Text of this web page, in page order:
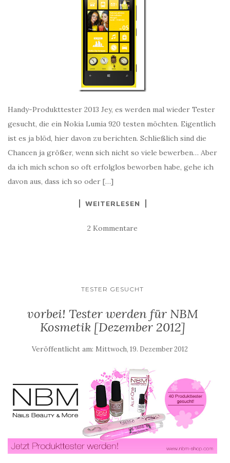
Handy-Produkttester 2013 Jey, es werden mal wieder Tester
gesucht, die ein Nokia Lumia 920 testen möchten. Eigentlich
ist es ja blöd, hier davon zu berichten. Schließlich sind die
Chancen ja größer, wenn sich nicht so viele bewerben… Aber
da ich mich schon so oft erfolglos beworben habe, gehe ich
davon aus, dass ich so oder […]
WEITERLESEN
2 Kommentare
TESTER GESUCHT
vorbei! Tester werden für NBM
Kosmetik [Dezember 2012]
Veröffentlicht am: Mittwoch, 19. Dezember 2012